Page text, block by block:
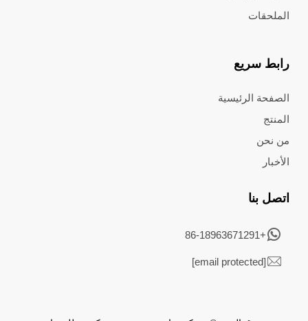
الملحقات
رابط سريع
الصفحة الرئيسية
المنتج
من نحن
الأخبار
اتصل بنا
+86-18963671291
[email protected]